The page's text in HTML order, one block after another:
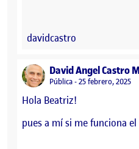
davidcastro
David Angel Castro
Visibilidad:
Pública 25 febrero, 2025
Hola Beatriz!
pues a mí si me funciona